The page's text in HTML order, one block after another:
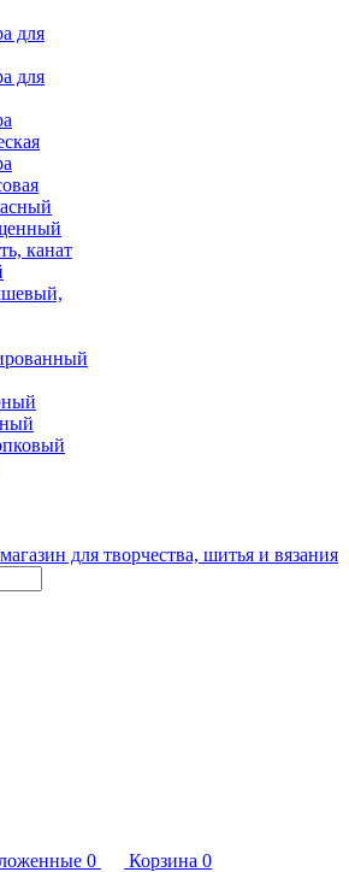
для
для
канат
0 Корзина 0